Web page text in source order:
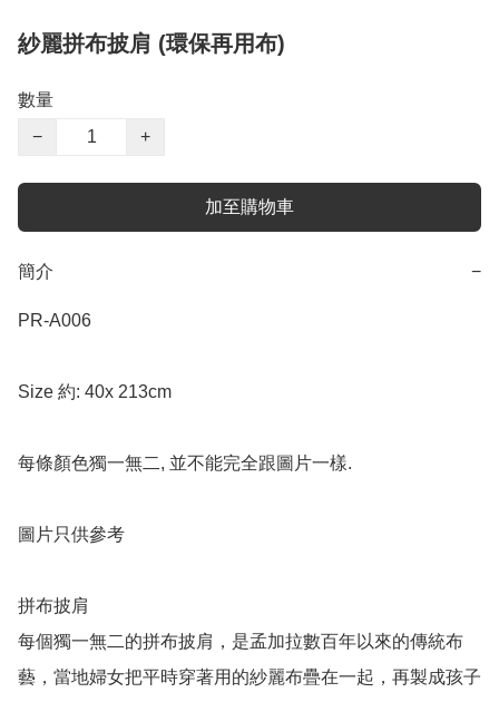
紗麗拼布披肩 (環保再用布)
數量
−
+
加至購物車
簡介 −
PR-A006
Size 約: 40x 213cm
每條顏色獨一無二, 並不能完全跟圖片一樣.
圖片只供參考
拼布披肩
每個獨一無二的拼布披肩，是孟加拉數百年以來的傳統布
藝，當地婦女把平時穿著用的紗麗布疊在一起，再製成孩子